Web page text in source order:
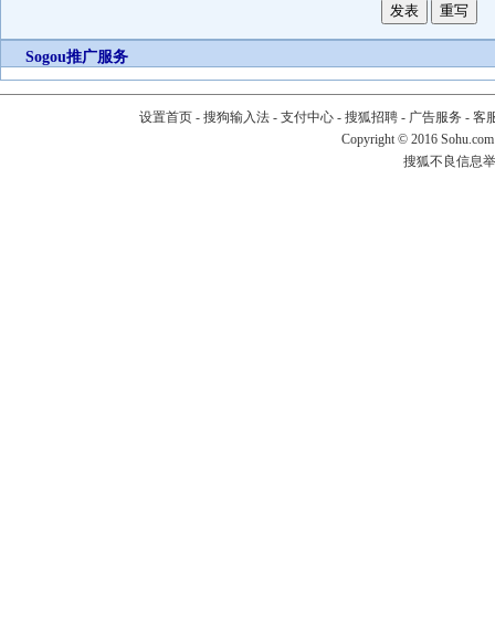
Sogou推广服务
设置首页- 搜狗输入法- 支付中心- 搜狐招聘- 广告服务 - 客
Copyright © 2016
搜狐不良信息